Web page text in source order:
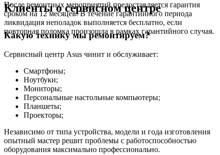
После ремонтных мероприятий предоставляется гарантия
сроком на 12 месяцев. В течение гарантийного периода
ликвидация неполадок выполняется бесплатно, если
повторная поломка произошла в рамках гарантийного случая.
Какую технику мы ремонтируем?
Сервисный центр Asus чинит и обслуживает:
Смартфоны;
Ноутбуки;
Мониторы;
Персональные настольные компьютеры;
Планшеты;
Проекторы;
Независимо от типа устройства, модели и года изготовления
опытный мастер решит проблемы с работоспособностью
оборудования максимально профессионально.
Клиенты о сервисном центре